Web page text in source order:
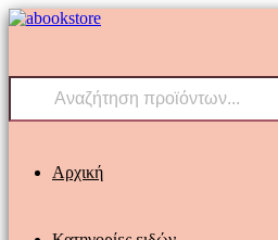
Skip
Products
Αρχική